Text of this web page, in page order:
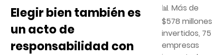
Elegir bien también es
un acto de
responsabilidad con
📊 Más de
$578 millones
invertidos, 75
empresas